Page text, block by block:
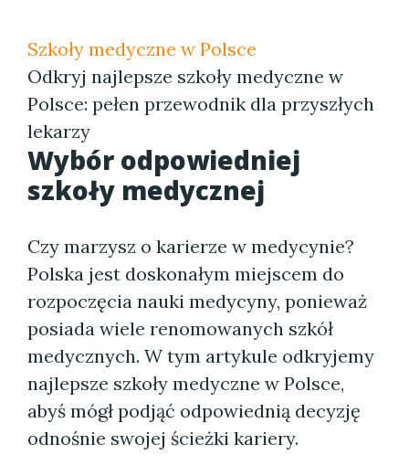
Szkoły medyczne w Polsce
Odkryj najlepsze szkoły medyczne w
Polsce: pełen przewodnik dla przyszłych
lekarzy
Wybór odpowiedniej
szkoły medycznej
Czy marzysz o karierze w medycynie?
Polska jest doskonałym miejscem do
rozpoczęcia nauki medycyny, ponieważ
posiada wiele renomowanych szkół
medycznych. W tym artykule odkryjemy
najlepsze szkoły medyczne w Polsce,
abyś mógł podjąć odpowiednią decyzję
odnośnie swojej ścieżki kariery.